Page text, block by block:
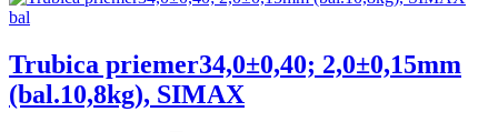
Trubica priemer34,0±0,40; 2,0±0,15mm
(bal.10,8kg), SIMAX